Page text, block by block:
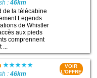
:46km
de la télécabine
Legends
de Whistler
aux pieds
comprennent
:46km
VOIR
L'OFFRE